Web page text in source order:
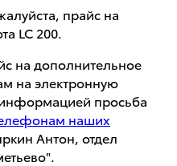
прайс на
LC 200.
на дополнительное
на электронную
просьба
наших
Антон, отдел